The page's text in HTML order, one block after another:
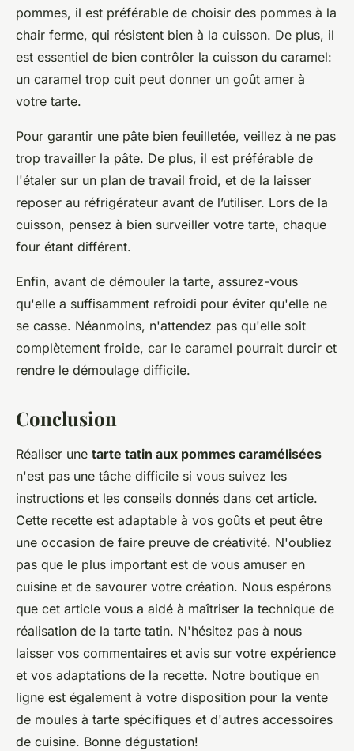
pommes, il est préférable de choisir des pommes à la
chair ferme, qui résistent bien à la cuisson. De plus, il
est essentiel de bien contrôler la cuisson du caramel:
un caramel trop cuit peut donner un goût amer à
votre tarte.
Pour garantir une pâte bien feuilletée, veillez à ne pas
trop travailler la pâte. De plus, il est préférable de
l'étaler sur un plan de travail froid, et de la laisser
reposer au réfrigérateur avant de l’utiliser. Lors de la
cuisson, pensez à bien surveiller votre tarte, chaque
four étant différent.
Enfin, avant de démouler la tarte, assurez-vous
qu'elle a suffisamment refroidi pour éviter qu'elle ne
se casse. Néanmoins, n'attendez pas qu'elle soit
complètement froide, car le caramel pourrait durcir et
rendre le démoulage difficile.
Conclusion
Réaliser une tarte tatin aux pommes caramélisées
n'est pas une tâche difficile si vous suivez les
instructions et les conseils donnés dans cet article.
Cette recette est adaptable à vos goûts et peut être
une occasion de faire preuve de créativité. N'oubliez
pas que le plus important est de vous amuser en
cuisine et de savourer votre création. Nous espérons
que cet article vous a aidé à maîtriser la technique de
réalisation de la tarte tatin. N'hésitez pas à nous
laisser vos commentaires et avis sur votre expérience
et vos adaptations de la recette. Notre boutique en
ligne est également à votre disposition pour la vente
de moules à tarte spécifiques et d'autres accessoires
de cuisine. Bonne dégustation!